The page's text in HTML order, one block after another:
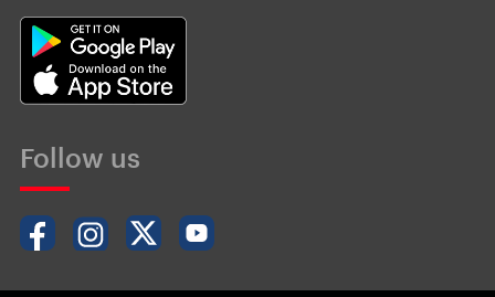
Follow us